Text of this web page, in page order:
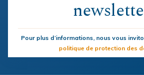
Pour plus d’informations, nous vous
politique de protection des